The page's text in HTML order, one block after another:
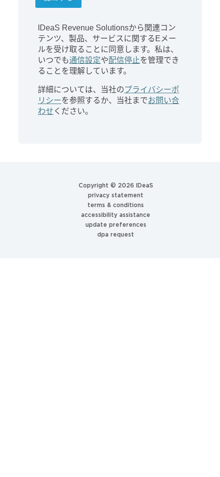
IDeaS Revenue Solutionsから関連コン
テンツ、製品、サービスに関する E メー
ルを受け取ることに同意します。私は、
いつでも通信設定や配信停止を管理でき
ることを理解しています。
詳細については、当社のプライバシーポ
リシーを参照するか、当社までお問い合
わせ ください。
Copyright © 2026 IDeaS
privacy statement
terms & conditions
accessibility assistance
update preferences
dpa request